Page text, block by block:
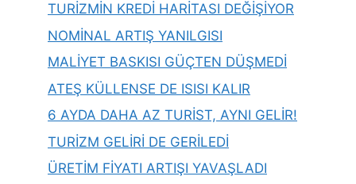
TURİZMİN KREDİ HARİTASI DEĞİŞİYOR
NOMİNAL ARTIŞ YANILGISI
MALİYET BASKISI GÜÇTEN DÜŞMEDİ
ATEŞ KÜLLENSE DE ISISI KALIR
6 AYDA DAHA AZ TURİST, AYNI GELİR!
TURİZM GELİRİ DE GERİLEDİ
ÜRETİM FİYATI ARTIŞI YAVAŞLADI